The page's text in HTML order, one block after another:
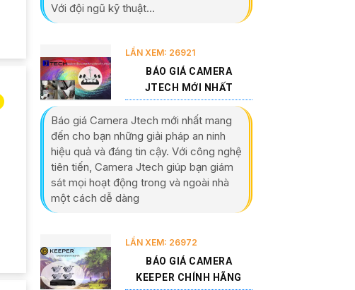
Với đội ngũ kỹ thuật...
LẦN XEM: 26921
BÁO GIÁ CAMERA
JTECH MỚI NHẤT
Báo giá Camera Jtech mới nhất mang
đến cho bạn những giải pháp an ninh
hiệu quả và đáng tin cậy. Với công nghệ
tiên tiến, Camera Jtech giúp bạn giám
sát mọi hoạt động trong và ngoài nhà
một cách dễ dàng
LẦN XEM: 26972
BÁO GIÁ CAMERA
KEEPER CHÍNH HÃNG